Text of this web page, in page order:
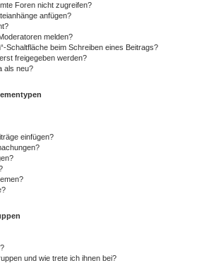
Foren nicht zugreifen?
anfügen?
melden?
Schaltfläche beim Schreiben eines Beitrags?
freigegeben werden?
als neu?
einfügen?
und wie trete ich ihnen bei?